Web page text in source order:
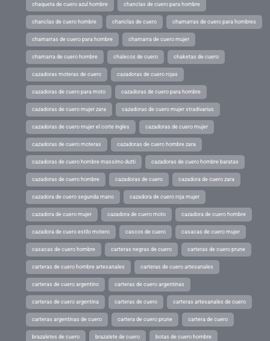
chaqueta de cuero azul hombre chanclas de cuero para hombre
chanclas de cuero hombre chanclas de cuero chamarras de cuero para hombres
chamarras de cuero para hombre chamarra de cuero mujer
chamarra de cuero hombre chalecos de cuero chaketas de cuero
cazadoras moteras de cuero cazadoras de cuero rojas
cazadoras de cuero para moto cazadoras de cuero para hombre
cazadoras de cuero mujer zara cazadoras de cuero mujer stradivarius
cazadoras de cuero mujer el corte ingles cazadoras de cuero mujer
cazadoras de cuero moteras cazadoras de cuero hombre zara
cazadoras de cuero hombre massimo dutti cazadoras de cuero hombre baratas
cazadoras de cuero hombre cazadoras de cuero cazadora de cuero zara
cazadora de cuero segunda mano cazadora de cuero roja mujer
cazadora de cuero mujer cazadora de cuero moto cazadora de cuero hombre
cazadora de cuero estilo motero cascos de cuero casacas de cuero mujer
casacas de cuero hombre carteras negras de cuero carteras de cuero prune
carteras de cuero hombre artesanales carteras de cuero artesanales
carteras de cuero argentino carteras de cuero argentinas
carteras de cuero argentina carteras de cuero carteras artesanales de cuero
carteras argentinas de cuero cartera de cuero prune cartera de cuero
brazaletes de cuero brazalete de cuero botas de cuero hombre